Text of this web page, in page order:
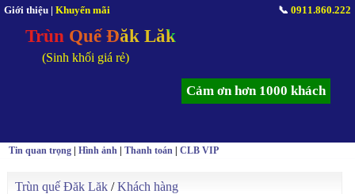
Giới thiệu | Khuyến mãi 📞 0911.860.222
Trùn Quế Đăk Lăk
(Sinh khối giá rẻ)
Cảm ơn hơn 1000 khách
Tin quan trọng |Hình ảnh |Thanh toán |CLB VIP
Trùn quế Đăk Lăk /Khách hàng